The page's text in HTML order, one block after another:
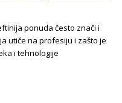
ponuda često znači i
utiče na profesiju i zašto je
i tehnologije